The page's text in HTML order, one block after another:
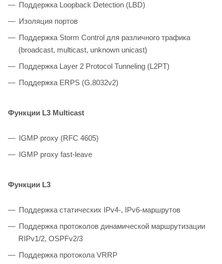
Поддержка Loopback Detection (LBD)
Изоляция портов
Поддержка Storm Control для различного трафика
(broadcast, multicast, unknown unicast)
Поддержка Layer 2 Protocol Tunneling (L2PT)
Поддержка ERPS (G.8032v2)
Функции L3 Multicast
IGMP proxy (RFC 4605)
IGMP proxy fast-leave
Функции L3
Поддержка статических IPv4-, IPv6-маршрутов
Поддержка протоколов динамической маршрутизации
RIPv1/2, OSPFv2/3
Поддержка протокола VRRP